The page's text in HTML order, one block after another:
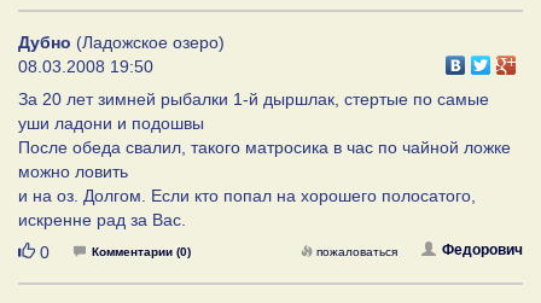
Дубно (Ладожское озеро)
08.03.2008 19:50
За 20 лет зимней рыбалки 1-й дыршлак, стертые по самые
уши ладони и подошвы
После обеда свалил, такого матросика в час по чайной ложке
можно ловить
и на оз. Долгом. Если кто попал на хорошего полосатого,
искренне рад за Вас.
Нравится
0 Комментарии (0) Федорович
пожаловаться